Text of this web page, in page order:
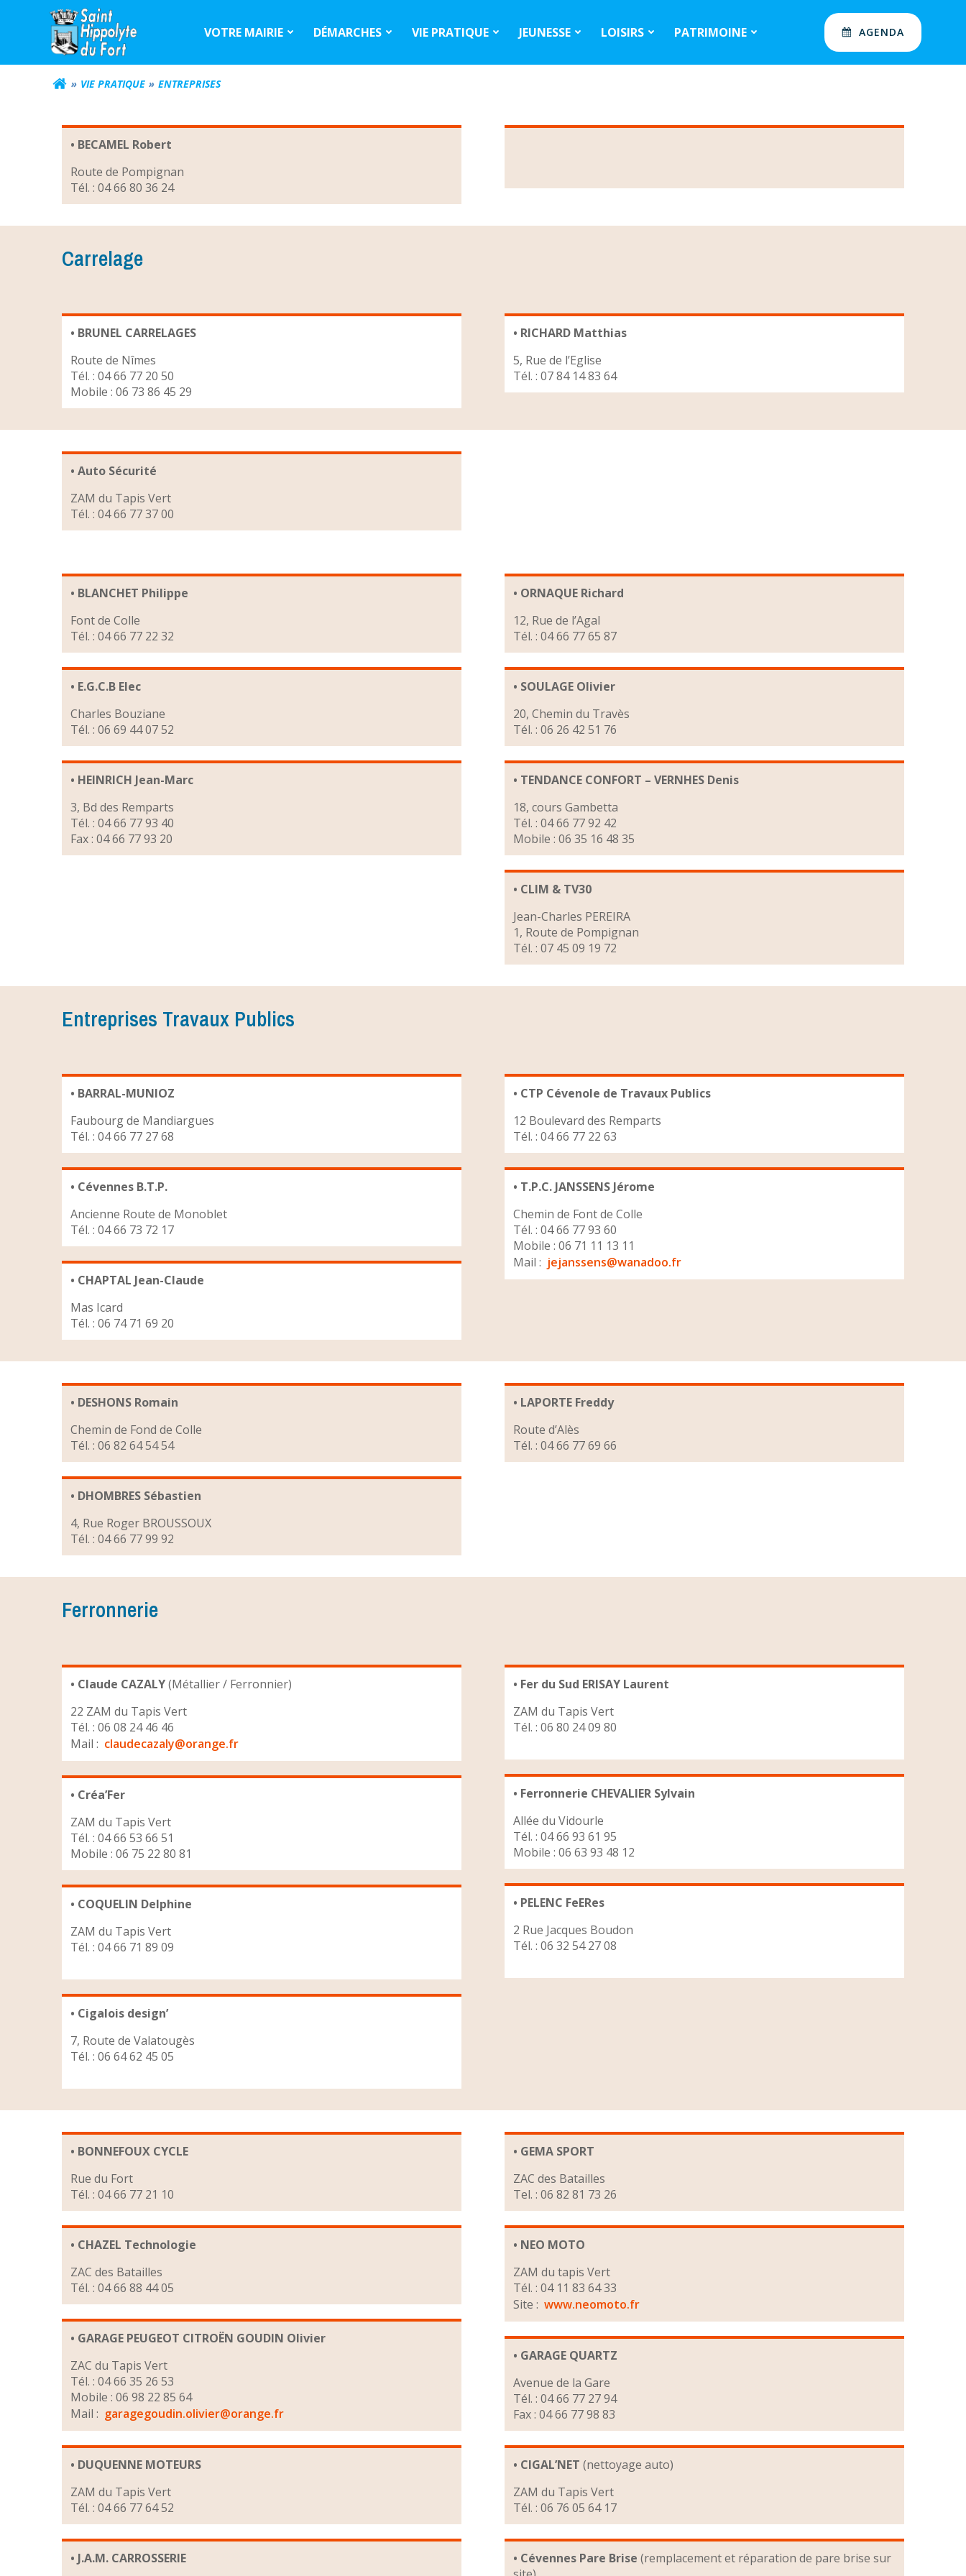
VOTRE MAIRIE DÉMARCHES VIE PRATIQUE JEUNESSE LOISIRS PATRIMOINE AGENDA
VIE PRATIQUE ENTREPRISES
• BECAMEL Robert
Route de Pompignan
Tél. : 04 66 80 36 24
Carrelage
• BRUNEL CARRELAGES
Route de Nîmes
Tél. : 04 66 77 20 50
Mobile : 06 73 86 45 29
• RICHARD Matthias
5, Rue de l’Eglise
Tél. : 07 84 14 83 64
• Auto Sécurité
ZAM du Tapis Vert
Tél. : 04 66 77 37 00
• BLANCHET Philippe
Font de Colle
Tél. : 04 66 77 22 32
• E.G.C.B Elec
Charles Bouziane
Tél. : 06 69 44 07 52
• HEINRICH Jean-Marc
3, Bd des Remparts
Tél. : 04 66 77 93 40
Fax : 04 66 77 93 20
• ORNAQUE Richard
12, Rue de l’Agal
Tél. : 04 66 77 65 87
• SOULAGE Olivier
20, Chemin du Travès
Tél. : 06 26 42 51 76
• TENDANCE CONFORT – VERNHES Denis
18, cours Gambetta
Tél. : 04 66 77 92 42
Mobile : 06 35 16 48 35
• CLIM & TV30
Jean-Charles PEREIRA
1, Route de Pompignan
Tél. : 07 45 09 19 72
Entreprises Travaux Publics
• BARRAL-MUNIOZ
Faubourg de Mandiargues
Tél. : 04 66 77 27 68
• Cévennes B.T.P.
Ancienne Route de Monoblet
Tél. : 04 66 73 72 17
• CHAPTAL Jean-Claude
Mas Icard
Tél. : 06 74 71 69 20
• CTP Cévenole de Travaux Publics
12 Boulevard des Remparts
Tél. : 04 66 77 22 63
• T.P.C. JANSSENS Jérome
Chemin de Font de Colle
Tél. : 04 66 77 93 60
Mobile : 06 71 11 13 11
Mail : jejanssens@wanadoo.fr
• DESHONS Romain
Chemin de Fond de Colle
Tél. : 06 82 64 54 54
• DHOMBRES Sébastien
4, Rue Roger BROUSSOUX
Tél. : 04 66 77 99 92
• LAPORTE Freddy
Route d’Alès
Tél. : 04 66 77 69 66
Ferronnerie
• Claude CAZALY(Métallier / Ferronnier)
22 ZAM du Tapis Vert
Tél. : 06 08 24 46 46
Mail : claudecazaly@orange.fr
• Créa’Fer
ZAM du Tapis Vert
Tél. : 04 66 53 66 51
Mobile : 06 75 22 80 81
• COQUELIN Delphine
ZAM du Tapis Vert
Tél. : 04 66 71 89 09
• Cigalois design’
7, Route de Valatougès
Tél. : 06 64 62 45 05
• Fer du Sud ERISAY Laurent
ZAM du Tapis Vert
Tél. : 06 80 24 09 80
• Ferronnerie CHEVALIER Sylvain
Allée du Vidourle
Tél. : 04 66 93 61 95
Mobile : 06 63 93 48 12
• PELENC FeERes
2 Rue Jacques Boudon
Tél. : 06 32 54 27 08
• BONNEFOUX CYCLE
Rue du Fort
Tél. : 04 66 77 21 10
• CHAZEL Technologie
ZAC des Batailles
Tél. : 04 66 88 44 05
• GARAGE PEUGEOT CITROËN GOUDIN Olivier
ZAC du Tapis Vert
Tél. : 04 66 35 26 53
Mobile : 06 98 22 85 64
Mail : garagegoudin.olivier@orange.fr
• DUQUENNE MOTEURS
ZAM du Tapis Vert
Tél. : 04 66 77 64 52
• J.A.M. CARROSSERIE
• GEMA SPORT
ZAC des Batailles
Tel. : 06 82 81 73 26
• NEO MOTO
ZAM du tapis Vert
Tél. : 04 11 83 64 33
Site : www.neomoto.fr
• GARAGE QUARTZ
Avenue de la Gare
Tél. : 04 66 77 27 94
Fax : 04 66 77 98 83
• CIGAL’NET (nettoyage auto)
ZAM du Tapis Vert
Tél. : 06 76 05 64 17
• Cévennes Pare Brise (remplacement et réparation de pare brise sur